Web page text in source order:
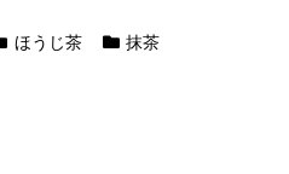
ほうじ茶
抹茶